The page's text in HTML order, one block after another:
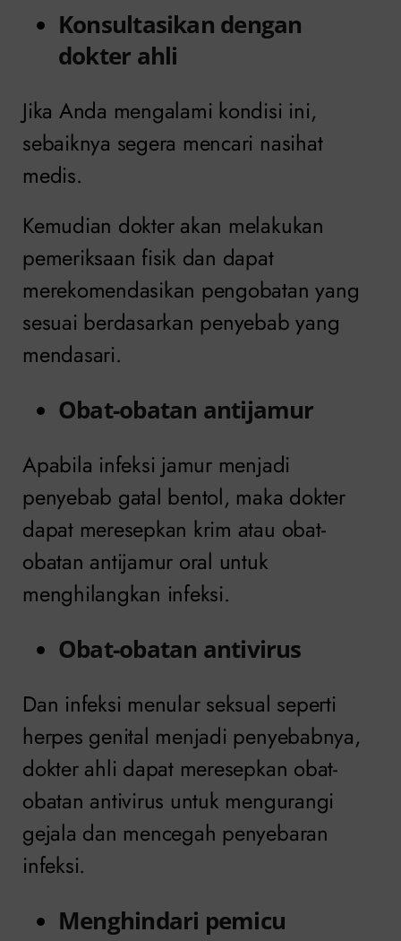
Konsultasikan dengan
dokter ahli
Jika Anda mengalami kondisi ini,
sebaiknya segera mencari nasihat
medis.
Kemudian dokter akan melakukan
pemeriksaan fisik dan dapat
merekomendasikan pengobatan yang
sesuai berdasarkan penyebab yang
mendasari.
Obat-obatan antijamur
Apabila infeksi jamur menjadi
penyebab gatal bentol, maka dokter
dapat meresepkan krim atau obat-
obatan antijamur oral untuk
menghilangkan infeksi.
Obat-obatan antivirus
Dan infeksi menular seksual seperti
herpes genital menjadi penyebabnya,
dokter ahli dapat meresepkan obat-
obatan antivirus untuk mengurangi
gejala dan mencegah penyebaran
infeksi.
Menghindari pemicu